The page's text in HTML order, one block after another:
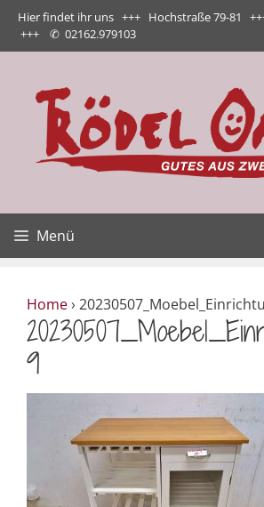
Zum
Inhalt
springen
Hier findet ihr uns +++ Hochstraße 79-81
+++ ✆ 02162.979103
Menü
Home›
9